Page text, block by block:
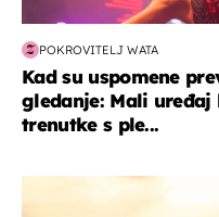
POKROVITELJ WATA
Kad su uspomene
gledanje: Mali
trenutke s ple...